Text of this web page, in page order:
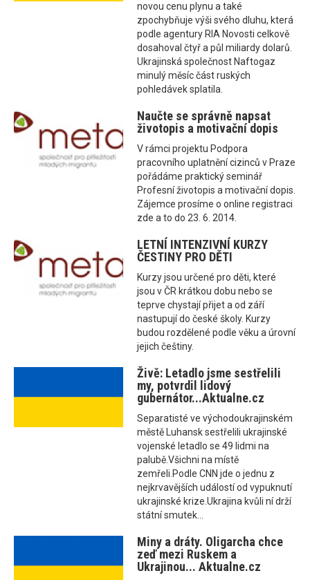
novou cenu plynu a také
zpochybňuje výši svého dluhu, která
podle agentury RIA Novosti celkově
dosahoval čtyř a půl miliardy dolarů.
Ukrajinská společnost Naftogaz
minulý měsíc část ruských
pohledávek splatila.
Naučte se správně napsat
životopis a motivační dopis
V rámci projektu Podpora
pracovního uplatnění cizinců v Praze
pořádáme praktický seminář
Profesní životopis a motivační dopis.
Zájemce prosíme o online registraci
zde a to do 23. 6. 2014.
LETNÍ INTENZIVNÍ KURZY
ČESTINY PRO DĚTI
Kurzy jsou určené pro děti, které
jsou v ČR krátkou dobu nebo se
teprve chystají přijet a od září
nastupují do české školy. Kurzy
budou rozdělené podle věku a úrovní
jejich češtiny.
Živě: Letadlo jsme sestřelili
my, potvrdil lidový
gubernátor...Aktualne.cz
Separatisté ve východoukrajinském
městě Luhansk sestřelili ukrajinské
vojenské letadlo se 49 lidmi na
palubě.Všichni na místě
zemřeli.Podle CNN jde o jednu z
nejkrvavějších událostí od vypuknutí
ukrajinské krize.Ukrajina kvůli ní drží
státní smutek...
Miny a dráty. Oligarcha chce
zeď mezi Ruskem a
Ukrajinou... Aktualne.cz